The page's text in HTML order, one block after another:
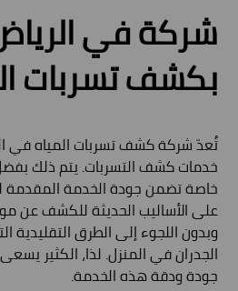
شركة في
بكشف تسربات
تُعدّ شركة كشف تسربات المياه في
خدمات كشف التسربات. يتم ذلك
خاصة تضمن جودة الخدمة المقدمة
على الأساليب الحديثة للكشف عن
وبدون اللجوء إلى الطرق
الجدران في المنزل. لذا، الكثير
جودة ودقة هذه الخدمة.